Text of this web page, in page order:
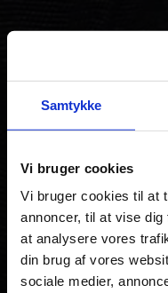
Samtykke
Vi bruger cookies
Vi bruger cookies til at
annoncer, til at vise
at analysere vores
din brug af vores
sociale medier,